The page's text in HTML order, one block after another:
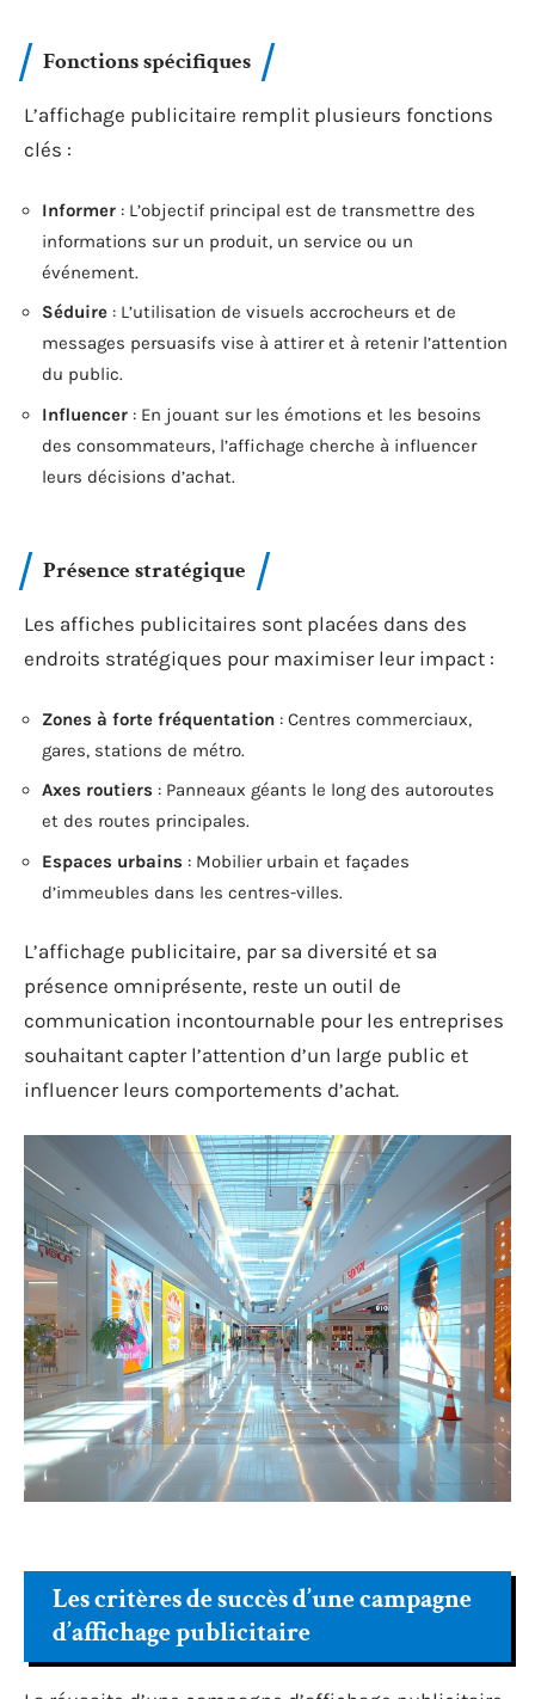
Fonctions spécifiques
L’affichage publicitaire remplit plusieurs fonctions
clés :
Informer : L’objectif principal est de transmettre des
informations sur un produit, un service ou un
événement.
Séduire : L’utilisation de visuels accrocheurs et de
messages persuasifs vise à attirer et à retenir l’attention
du public.
Influencer : En jouant sur les émotions et les besoins
des consommateurs, l’affichage cherche à influencer
leurs décisions d’achat.
Présence stratégique
Les affiches publicitaires sont placées dans des
endroits stratégiques pour maximiser leur impact :
Zones à forte fréquentation : Centres commerciaux,
gares, stations de métro.
Axes routiers : Panneaux géants le long des autoroutes
et des routes principales.
Espaces urbains : Mobilier urbain et façades
d’immeubles dans les centres-villes.
L’affichage publicitaire, par sa diversité et sa
présence omniprésente, reste un outil de
communication incontournable pour les entreprises
souhaitant capter l’attention d’un large public et
influencer leurs comportements d’achat.
Les critères de succès d’une campagne
d’affichage publicitaire